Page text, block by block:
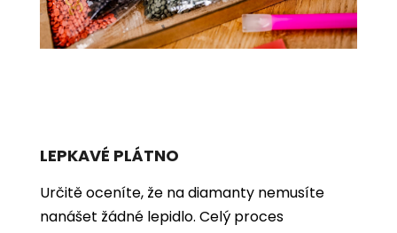
LEPKAVÉ PLÁTNO
Určitě oceníte, že na diamanty nemusíte
nanášet žádné lepidlo. Celý proces